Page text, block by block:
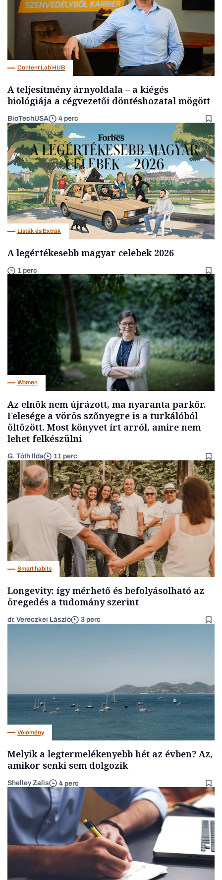
Content Lab HUB
A teljesítmény árnyoldala – a kiégés
biológiája a cégvezetői döntéshozatal mögött
BioTechUSA 4 perc
Listák és Extrák
A legértékesebb magyar celebek 2026
1 perc
Women
Az elnök nem újrázott, ma nyaranta parkőr.
Felesége a vörös szőnyegre is a turkálóból
öltözött. Most könyvet írt arról, amire nem
lehet felkészülni
G. Tóth Ilda 11 perc
Smart habits
Longevity: így mérhető és befolyásolható az
öregedés a tudomány szerint
dr. Vereczkei László 3 perc
Vélemény
Melyik a legtermelékenyebb hét az évben? Az,
amikor senki sem dolgozik
Shelley Zalis 4 perc